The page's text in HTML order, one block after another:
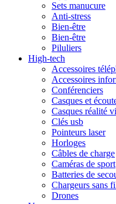
Sets manucure
Anti-stress
Bien-être
Bien-être
Piluliers
High-tech
Accessoires
Accessoires
Conférenciers
Casques et
Casques réalité
Clés usb
Pointeurs laser
Horloges
Câbles de charge
Caméras de sport
Batteries de
Chargeurs sans
Drones